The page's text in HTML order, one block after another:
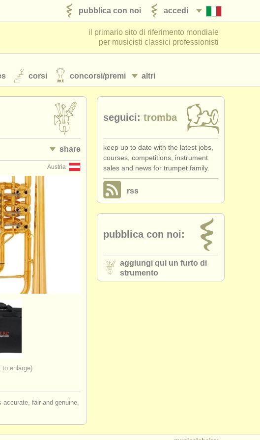
accedi
pubblica con noi
il primario sito di riferimento mondiale
per musicisti classici professionisti
altri
corsi concorsi/premi
share
Austria
to enlarge)
fair and genuine,
seguici: tromba
keep up to date with the latest jobs,
courses, competitions, instrument
sales and news for trumpet family.
rss
pubblica con noi:
aggiungi qui un furto di
strumento